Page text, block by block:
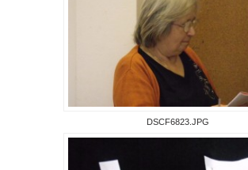
DSCF6823.JPG